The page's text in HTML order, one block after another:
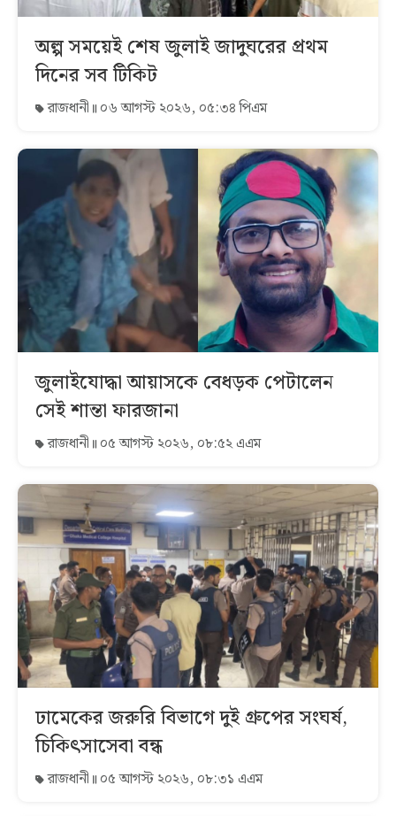
অল্প সময়েই শেষ জুলাই জাদুঘরের প্রথম
দিনের সব টিকিট
রাজধানী ০৬ আগস্ট ২০২৬, ০৫:৩৪ পিএম
জুলাইযোদ্ধা আয়াসকে বেধড়ক পেটালেন
সেই শান্তা ফারজানা
রাজধানী ০৫ আগস্ট ২০২৬, ০৮:৫২ এএম
ঢামেকের জরুরি বিভাগে দুই গ্রুপের সংঘর্ষ,
চিকিৎসাসেবা বন্ধ
রাজধানী ০৫ আগস্ট ২০২৬, ০৮:৩১ এএম